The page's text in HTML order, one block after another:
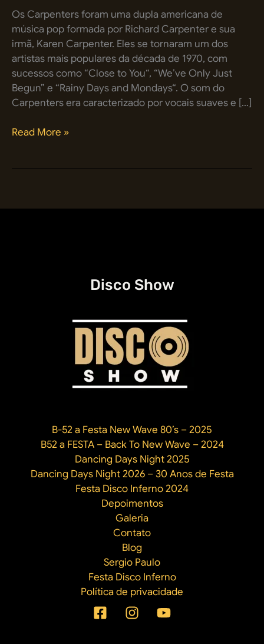
Os Carpenters foram uma dupla americana de
música pop formada por Richard Carpenter e sua
irmã, Karen Carpenter. Eles se tornaram um dos
artistas mais populares da década de 1970, com
sucessos como “Close to You“, “We’ve Only Just
Begun” e “Rainy Days and Mondays“. O som do
Carpenters era caracterizado por vocais suaves e […]
A
Read More »
Disco Show
B-52 a Festa New Wave 80’s – 2025
B52 a FESTA – Back To New Wave – 2024
Dancing Days Night 2025
Dancing Days Night 2026 – 30 Anos de Festa
Festa Disco Inferno 2024
Depoimentos
Galeria
Contato
Blog
Sergio Paulo
Festa Disco Inferno
Política de privacidade